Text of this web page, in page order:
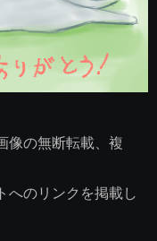
像の無断転載、複
へのリンクを掲載し